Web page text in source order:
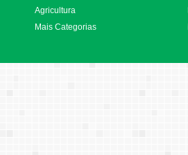
Agricultura
Mais Categorias